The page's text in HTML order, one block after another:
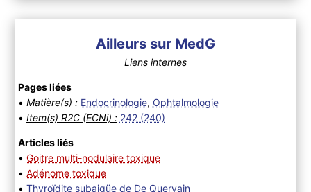
Ailleurs sur MedG
Liens internes
Pages liées
• Matière(s) : Endocrinologie, Ophtalmologie
• Item(s) R2C (ECNi) : 242 (240)
Articles liés
• Goitre multi-nodulaire toxique
• Adénome toxique
• Thyroïdite subaigüe de De Quervain